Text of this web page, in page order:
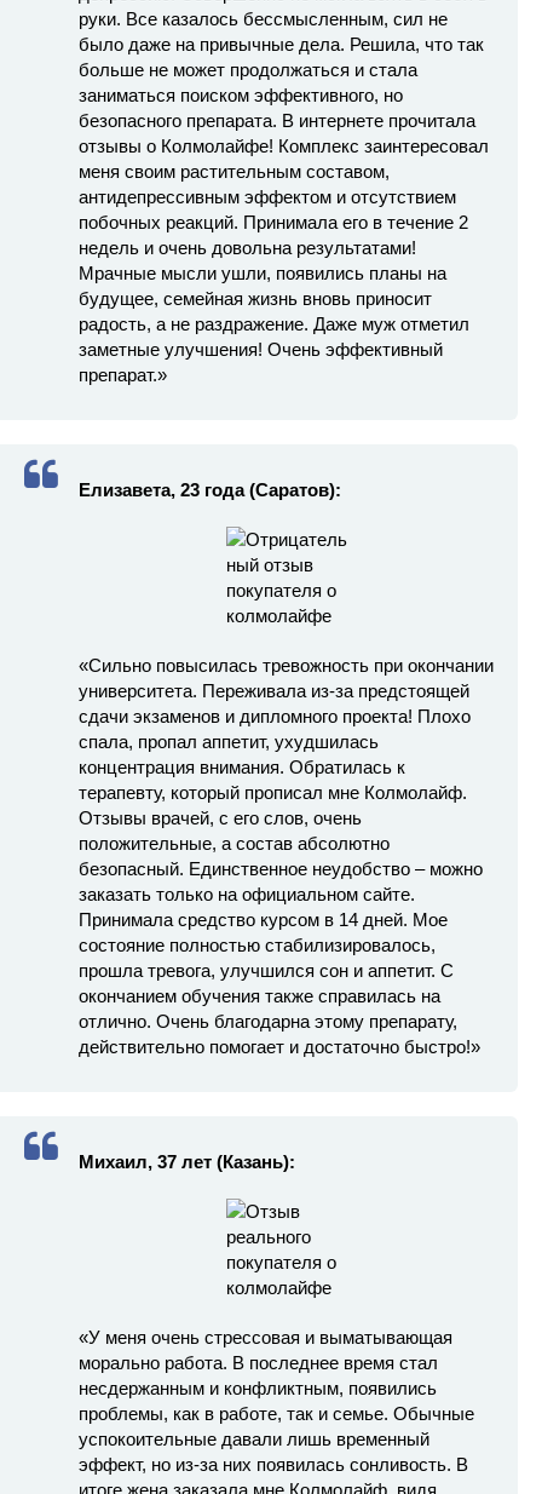
руки. Все казалось бессмысленным, сил не
было даже на привычные дела. Решила, что так
больше не может продолжаться и стала
заниматься поиском эффективного, но
безопасного препарата. В интернете прочитала
отзывы о Колмолайфе! Комплекс заинтересовал
меня своим растительным составом,
антидепрессивным эффектом и отсутствием
побочных реакций. Принимала его в течение 2
недель и очень довольна результатами!
Мрачные мысли ушли, появились планы на
будущее, семейная жизнь вновь приносит
радость, а не раздражение. Даже муж отметил
заметные улучшения! Очень эффективный
препарат.»
Елизавета, 23 года (Саратов):
«Сильно повысилась тревожность при окончании
университета. Переживала из-за предстоящей
сдачи экзаменов и дипломного проекта! Плохо
спала, пропал аппетит, ухудшилась
концентрация внимания. Обратилась к
терапевту, который прописал мне Колмолайф.
Отзывы врачей, с его слов, очень
положительные, а состав абсолютно
безопасный. Единственное неудобство – можно
заказать только на официальном сайте.
Принимала средство курсом в 14 дней. Мое
состояние полностью стабилизировалось,
прошла тревога, улучшился сон и аппетит. С
окончанием обучения также справилась на
отлично. Очень благодарна этому препарату,
действительно помогает и достаточно быстро!»
Михаил, 37 лет (Казань):
«У меня очень стрессовая и выматывающая
морально работа. В последнее время стал
несдержанным и конфликтным, появились
проблемы, как в работе, так и семье. Обычные
успокоительные давали лишь временный
эффект, но из-за них появилась сонливость. В